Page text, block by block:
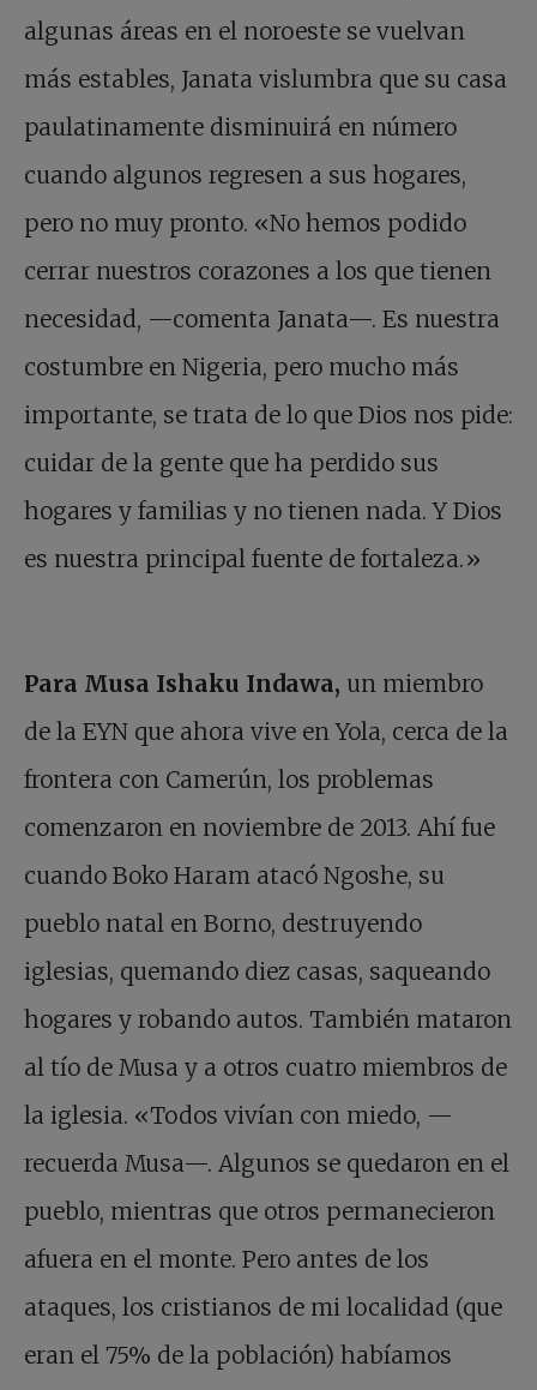
algunas áreas en el noroeste se vuelvan
más estables, Janata vislumbra que su casa
paulatinamente disminuirá en número
cuando algunos regresen a sus hogares,
pero no muy pronto. «No hemos podido
cerrar nuestros corazones a los que tienen
necesidad, —comenta Janata—. Es nuestra
costumbre en Nigeria, pero mucho más
importante, se trata de lo que Dios nos pide:
cuidar de la gente que ha perdido sus
hogares y familias y no tienen nada. Y Dios
es nuestra principal fuente de fortaleza.»
Para Musa Ishaku Indawa, un miembro
de la EYN que ahora vive en Yola, cerca de la
frontera con Camerún, los problemas
comenzaron en noviembre de 2013. Ahí fue
cuando Boko Haram atacó Ngoshe, su
pueblo natal en Borno, destruyendo
iglesias, quemando diez casas, saqueando
hogares y robando autos. También mataron
al tío de Musa y a otros cuatro miembros de
la iglesia. «Todos vivían con miedo, —
recuerda Musa—. Algunos se quedaron en el
pueblo, mientras que otros permanecieron
afuera en el monte. Pero antes de los
ataques, los cristianos de mi localidad (que
eran el 75% de la población) habíamos